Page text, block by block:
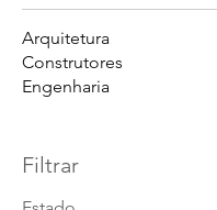
Arquitetura
Construtores
Engenharia
Filtrar